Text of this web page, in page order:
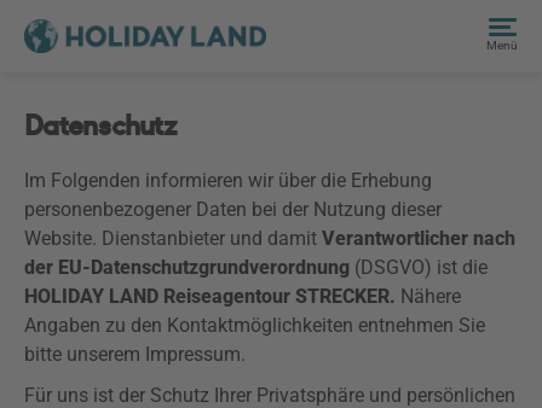
Menü
Datenschutz
Im Folgenden informieren wir über die Erhebung
personenbezogener Daten bei der Nutzung dieser
Website. Dienstanbieter und damit Verantwortlicher nach
der EU-Datenschutzgrundverordnung (DSGVO) ist die
HOLIDAY LAND Reiseagentour STRECKER. Nähere
Angaben zu den Kontaktmöglichkeiten entnehmen Sie
bitte unserem Impressum.
Für uns ist der Schutz Ihrer Privatsphäre und persönlichen